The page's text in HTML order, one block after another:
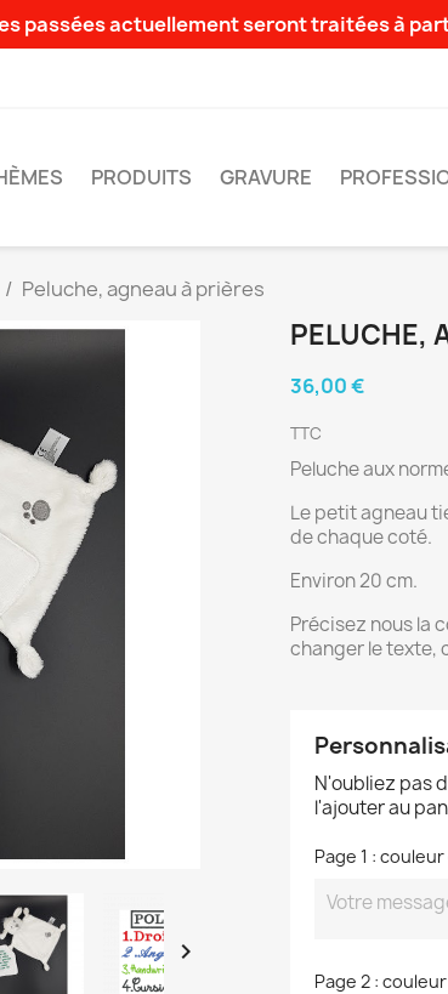
passées actuellement seront traitées à
PRODUITS GRAVURE
Peluche, agneau à prières

PELUCHE,
36,00 €
TTC
Peluche aux
Le petit agneau
de chaque coté.
Environ 20 cm.
Précisez nous la
changer le texte,
N'oubliez pas
l'ajouter au
Page 1 :
Page 2 :